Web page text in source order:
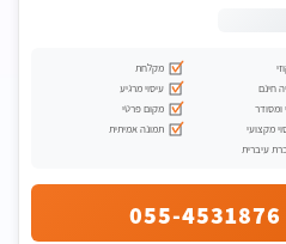
מקלחת
חינם
עיסוי מרגיע
ומסודר
מקום פרטי
מקצועי
תמונה אמיתית
עיברית
055-4531876